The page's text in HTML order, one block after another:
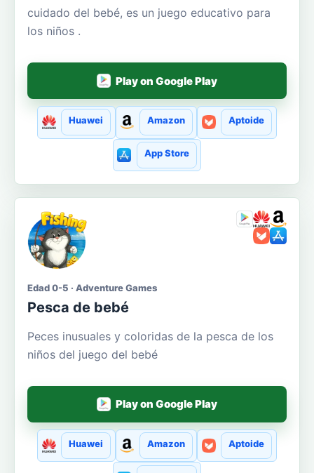
cuidado del bebé, es un juego educativo para
los niños .
Play on Google Play
Huawei Amazon Aptoide
App Store
Edad 0-5 · Adventure Games
Pesca de bebé
Peces inusuales y coloridas de la pesca de los
niños del juego del bebé
Play on Google Play
Huawei Amazon Aptoide